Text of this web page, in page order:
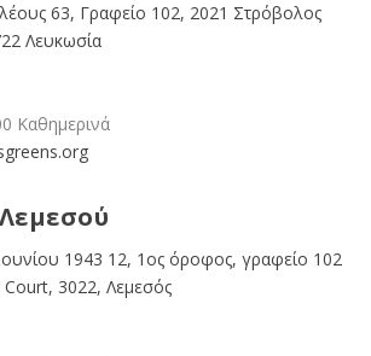
63, Γραφείο 102, 2021 Στρόβολος
Λευκωσία
Καθημερινά
1943 12, 1ος όροφος, γραφείο 102
3022, Λεμεσός